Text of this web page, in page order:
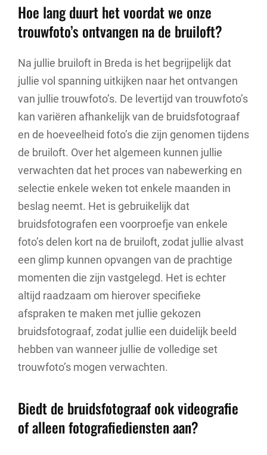
Hoe lang duurt het voordat we onze
trouwfoto’s ontvangen na de bruiloft?
Na jullie bruiloft in Breda is het begrijpelijk dat
jullie vol spanning uitkijken naar het ontvangen
van jullie trouwfoto’s. De levertijd van trouwfoto’s
kan variëren afhankelijk van de bruidsfotograaf
en de hoeveelheid foto’s die zijn genomen tijdens
de bruiloft. Over het algemeen kunnen jullie
verwachten dat het proces van nabewerking en
selectie enkele weken tot enkele maanden in
beslag neemt. Het is gebruikelijk dat
bruidsfotografen een voorproefje van enkele
foto’s delen kort na de bruiloft, zodat jullie alvast
een glimp kunnen opvangen van de prachtige
momenten die zijn vastgelegd. Het is echter
altijd raadzaam om hierover specifieke
afspraken te maken met jullie gekozen
bruidsfotograaf, zodat jullie een duidelijk beeld
hebben van wanneer jullie de volledige set
trouwfoto’s mogen verwachten.
Biedt de bruidsfotograaf ook videografie
of alleen fotografiediensten aan?